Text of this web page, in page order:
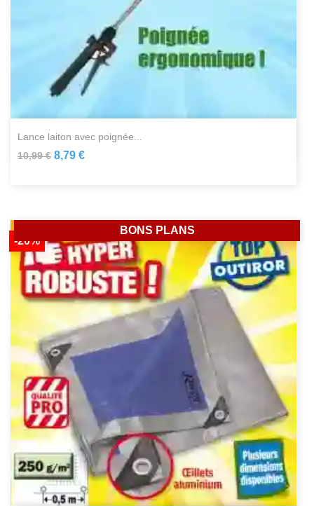
lance laiton avec poignée...
10,99 € 8,79 €
-20%
BONS PLANS